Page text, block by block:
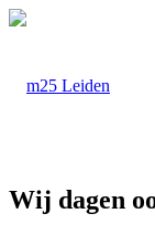
Wij dagen